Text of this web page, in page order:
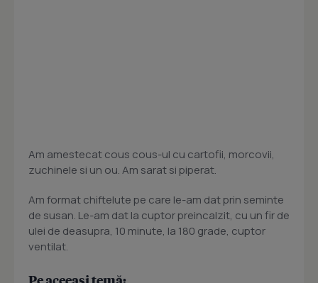
Am amestecat cous cous-ul cu cartofii, morcovii,
zuchinele si un ou. Am sarat si piperat.
Am format chiftelute pe care le-am dat prin seminte
de susan. Le-am dat la cuptor preincalzit, cu un fir de
ulei de deasupra, 10 minute, la 180 grade, cuptor
ventilat.